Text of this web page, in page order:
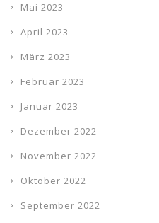
Mai 2023
April 2023
März 2023
Februar 2023
Januar 2023
Dezember 2022
November 2022
Oktober 2022
September 2022